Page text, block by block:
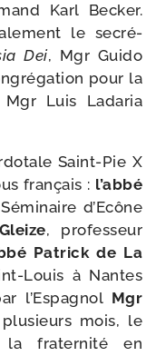
Karl Becker.
le secré­
Dei, Mgr Guido
pour la
Luis Ladaria
Saint-​Pie X
fran­çais : l’abbé
d’Ecône
, pro­fes­seur
Patrick de La
​Louis à Nantes
l’Espagnol Mgr
mois, le
la fra­ter­ni­té en